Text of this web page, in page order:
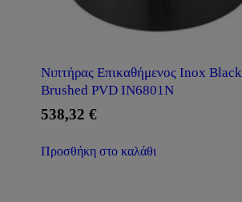
Νιπτήρας Επικαθήμενος Inox Black
Brushed PVD IN6801N
538,32 €
Προσθήκη στο καλάθι